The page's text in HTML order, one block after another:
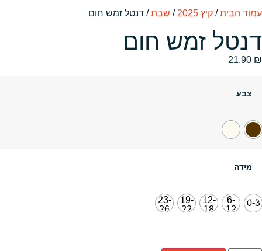
עמוד הבית/ קיץ 2025 / שבת/ דנטל זמש חום
דנטל זמש חום
21.90 ₪
צבע
מידה
0-3
6-
12
12-
18
19-
22
23-
26